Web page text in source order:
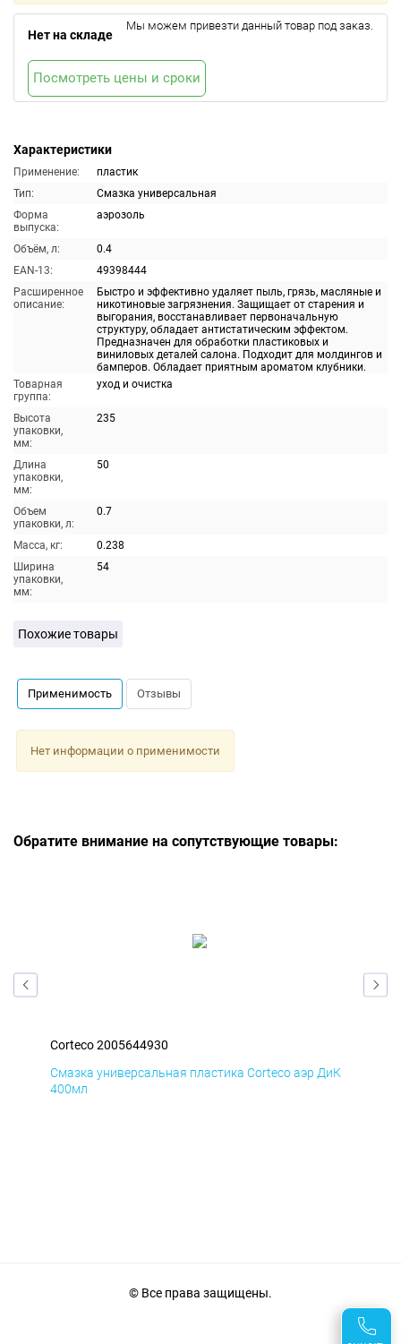
Характеристики
Применение:
пластик
Тип:
Смазка универсальная
Форма
выпуска:
аэрозоль
Объём, л:
0.4
EAN-13:
49398444
Расширенное
описание:
Быстро и эффективно удаляет пыль, грязь, масляные и
никотиновые загрязнения. Защищает от старения и
выгорания, восстанавливает первоначальную
структуру, обладает антистатическим эффектом.
Предназначен для обработки пластиковых и
виниловых деталей салона. Подходит для молдингов и
бамперов. Обладает приятным ароматом клубники.
Товарная
группа:
уход и очистка
Высота
упаковки,
мм:
235
Длина
упаковки,
мм:
50
Объем
упаковки, л:
0.7
Масса, кг:
0.238
Ширина
упаковки,
мм:
54
Нет на складе
Мы можем привезти данный товар под заказ.
Посмотреть цены и сроки
Похожие товары
Применимость Отзывы
Нет информации о применимости
Обратите внимание на сопутствующие товары:
Corteco 2005644930
Смазка универсальная пластика Corteco аэр ДиК
400мл
© Все права защищены.